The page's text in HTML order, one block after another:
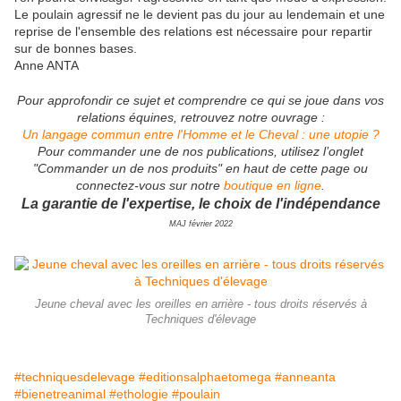
Le poulain agressif ne le devient pas du jour au lendemain et une
reprise de l'ensemble des relations est nécessaire pour repartir
sur de bonnes bases.
Anne ANTA
Pour approfondir ce sujet et comprendre ce qui se joue dans vos
relations équines, retrouvez notre ouvrage :
Un langage commun entre l'Homme et le Cheval : une utopie ?
Pour commander une de nos publications, utilisez l’onglet
"Commander un de nos produits" en haut de cette page ou
connectez-vous sur notre boutique en ligne
La garantie de l'expertise, le choix de l'indépendance
MAJ février 2022
Jeune cheval avec les oreilles en arrière - tous droits réservés à
Techniques d'élevage
#techniquesdelevage #editionsalphaetomega #anneanta
#bienetreanimal #ethologie #poulain